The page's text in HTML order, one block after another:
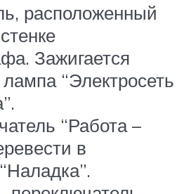
расположенный
Зажигается
“Электросеть
“Работа –
в